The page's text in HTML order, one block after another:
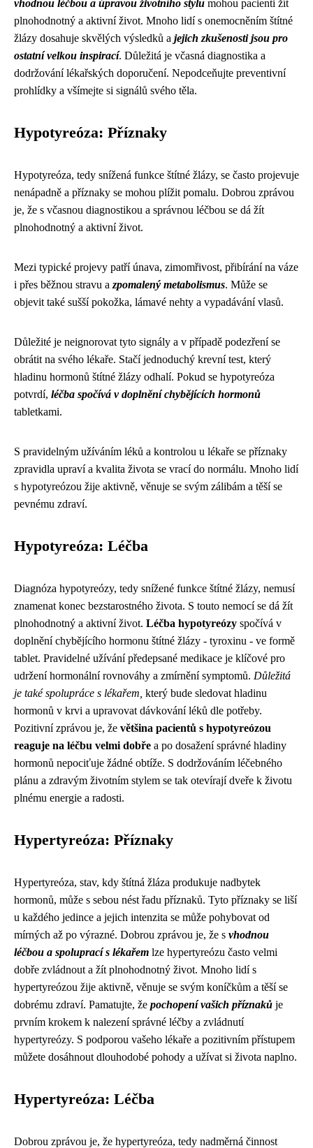
vhodnou léčbou a úpravou životního stylu mohou pacienti žít
plnohodnotný a aktivní život. Mnoho lidí s onemocněním štítné
žlázy dosahuje skvělých výsledků a jejich zkušenosti jsou pro
ostatní velkou inspirací. Důležitá je včasná diagnostika a
dodržování lékařských doporučení. Nepodceňujte preventivní
prohlídky a všímejte si signálů svého těla.
Hypotyreóza: Příznaky
Hypotyreóza, tedy snížená funkce štítné žlázy, se často projevuje
nenápadně a příznaky se mohou plížit pomalu. Dobrou zprávou
je, že s včasnou diagnostikou a správnou léčbou se dá žít
plnohodnotný a aktivní život.
Mezi typické projevy patří únava, zimomřivost, přibírání na váze
i přes běžnou stravu a zpomalený metabolismus. Může se
objevit také sušší pokožka, lámavé nehty a vypadávání vlasů.
Důležité je neignorovat tyto signály a v případě podezření se
obrátit na svého lékaře. Stačí jednoduchý krevní test, který
hladinu hormonů štítné žlázy odhalí. Pokud se hypotyreóza
potvrdí, léčba spočívá v doplnění chybějících hormonů
tabletkami.
S pravidelným užíváním léků a kontrolou u lékaře se příznaky
zpravidla upraví a kvalita života se vrací do normálu. Mnoho lidí
s hypotyreózou žije aktivně, věnuje se svým zálibám a těší se
pevnému zdraví.
Hypotyreóza: Léčba
Diagnóza hypotyreózy, tedy snížené funkce štítné žlázy, nemusí
znamenat konec bezstarostného života. S touto nemocí se dá žít
plnohodnotný a aktivní život. Léčba hypotyreózy spočívá v
doplnění chybějícího hormonu štítné žlázy - tyroxinu - ve formě
tablet. Pravidelné užívání předepsané medikace je klíčové pro
udržení hormonální rovnováhy a zmírnění symptomů. Důležitá
je také spolupráce s lékařem, který bude sledovat hladinu
hormonů v krvi a upravovat dávkování léků dle potřeby.
Pozitivní zprávou je, že většina pacientů s hypotyreózou
reaguje na léčbu velmi dobře a po dosažení správné hladiny
hormonů nepociťuje žádné obtíže. S dodržováním léčebného
plánu a zdravým životním stylem se tak otevírají dveře k životu
plnému energie a radosti.
Hypertyreóza: Příznaky
Hypertyreóza, stav, kdy štítná žláza produkuje nadbytek
hormonů, může s sebou nést řadu příznaků. Tyto příznaky se liší
u každého jedince a jejich intenzita se může pohybovat od
mírných až po výrazné. Dobrou zprávou je, že s vhodnou
léčbou a spoluprací s lékařem lze hypertyreózu často velmi
dobře zvládnout a žít plnohodnotný život. Mnoho lidí s
hypertyreózou žije aktivně, věnuje se svým koníčkům a těší se
dobrému zdraví. Pamatujte, že pochopení vašich příznaků je
prvním krokem k nalezení správné léčby a zvládnutí
hypertyreózy. S podporou vašeho lékaře a pozitivním přístupem
můžete dosáhnout dlouhodobé pohody a užívat si života naplno.
Hypertyreóza: Léčba
Dobrou zprávou je, že hypertyreóza, tedy nadměrná činnost